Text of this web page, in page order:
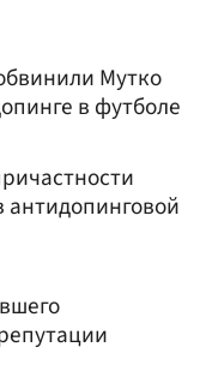
Мутко
в футболе